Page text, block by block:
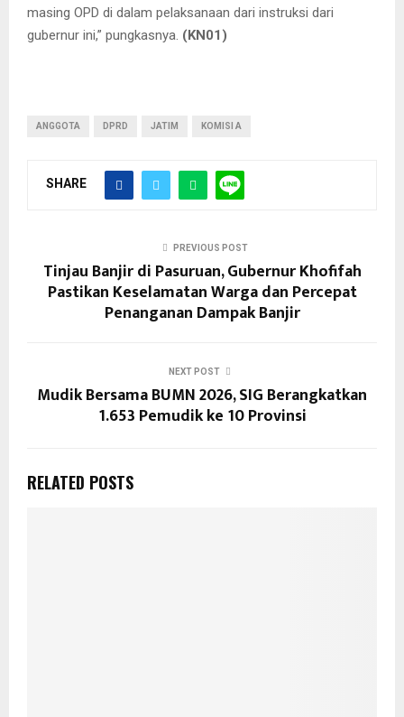
masing OPD di dalam pelaksanaan dari instruksi dari
gubernur ini,” pungkasnya. (KN01)
ANGGOTA DPRD JATIM KOMISI A
SHARE
PREVIOUS POST
Tinjau Banjir di Pasuruan, Gubernur Khofifah
Pastikan Keselamatan Warga dan Percepat
Penanganan Dampak Banjir
NEXT POST
Mudik Bersama BUMN 2026, SIG Berangkatkan
1.653 Pemudik ke 10 Provinsi
RELATED POSTS